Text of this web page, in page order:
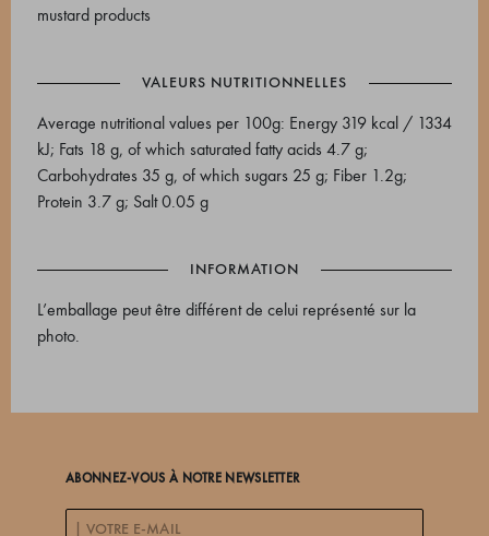
mustard products
VALEURS NUTRITIONNELLES
Average nutritional values ​​per 100g: Energy 319 kcal / 1334
kJ; Fats 18 g, of which saturated fatty acids 4.7 g;
Carbohydrates 35 g, of which sugars 25 g; Fiber 1.2g;
Protein 3.7 g; Salt 0.05 g
INFORMATION
L’emballage peut être différent de celui représenté sur la
photo.
ABONNEZ-VOUS À NOTRE NEWSLETTER